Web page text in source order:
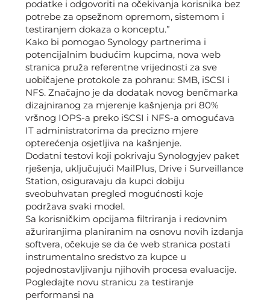
podatke i odgovoriti na očekivanja korisnika bez
potrebe za opsežnom opremom, sistemom i
testiranjem dokaza o konceptu.”
Kako bi pomogao Synology partnerima i
potencijalnim budućim kupcima, nova web
stranica pruža referentne vrijednosti za sve
uobičajene protokole za pohranu: SMB, iSCSI i
NFS. Značajno je da dodatak novog benčmarka
dizajniranog za mjerenje kašnjenja pri 80%
vršnog IOPS-a preko iSCSI i NFS-a omogućava
IT administratorima da precizno mjere
opterećenja osjetljiva na kašnjenje.
Dodatni testovi koji pokrivaju Synologyjev paket
rješenja, uključujući MailPlus, Drive i Surveillance
Station, osiguravaju da kupci dobiju
sveobuhvatan pregled mogućnosti koje
podržava svaki model.
Sa korisničkim opcijama filtriranja i redovnim
ažuriranjima planiranim na osnovu novih izdanja
softvera, očekuje se da će web stranica postati
instrumentalno sredstvo za kupce u
pojednostavljivanju njihovih procesa evaluacije.
Pogledajte novu stranicu za testiranje
performansi na